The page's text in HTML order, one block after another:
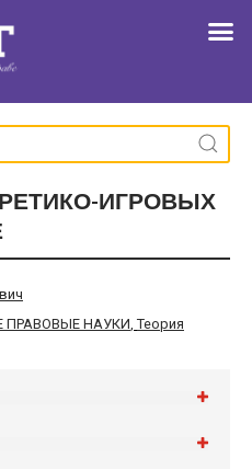
ИГРОВЫХ
ПРАВОВЫЕ НАУКИ Теория